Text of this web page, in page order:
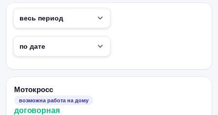
Мотокросс
возможна работа на дому
договорная